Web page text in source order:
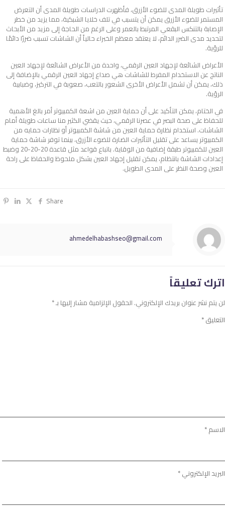
تأثيرات طويلة المدى للضوء الأزرق، فأظهرت الدراسات طويلة المدى أن التعرض
المستمر للضوء الأزرق يمكن أن يتسبب في تلف خلايا الشبكية، مما يزيد من خطر
الإصابة بالتنكس البقعي المرتبط بالعمر وعلى الرغم من الحاجة إلى مزيد من الأبحاث
لتحديد مدى الضرر الدائم، لا يعتقد معظم الخبراء حالياً أن الشاشات تسبب ضررًا دائمًا
للرؤية.
الأعراض الشائعة لإجهاد العين الرقمي، واحدة من الأعراض الشائعة لإجهاد العين
الناتج عن الاستخدام المفرط للشاشات هي صداع إجهاد العين الرقمي بالإضافة إلى
ذلك، يمكن أن تشمل الأعراض الأخرى الشعور بالتعب، صعوبة في التركيز، وضبابية
الرؤية.
في الختام، يمكن التأكيد على أن حماية العين من اشعة الكمبيوتر أمر بالغ الأهمية
للحفاظ على صحة البصر في عصرنا الرقمي، حيث يقضي الكثير منا ساعات طويلة أمام
الشاشات. استخدام نظارة حماية العين من شاشة الكمبيوتر أو نظارات حمايه من
الكمبيوتر يساعد على تقليل التأثيرات الضارة للضوء الأزرق، بينما توفر شاشة حماية
العين للكمبيوتر طبقة إضافية من الوقاية. باتباع قواعد مثل قاعدة 20-20-20 وضبط
إعدادات الشاشة بانتظام، يمكن تقليل إجهاد العين بشكل ملحوظ والحفاظ على راحة
العين وصحة النظر على المدى الطويل.
Share
ahmedelhabashseo@gmail.com
اترك تعليقاً
لن يتم نشر عنوان بريدك الإلكتروني. الحقول الإلزامية مشار إليها بـ*
التعليق*
الاسم*
البريد الإلكتروني*